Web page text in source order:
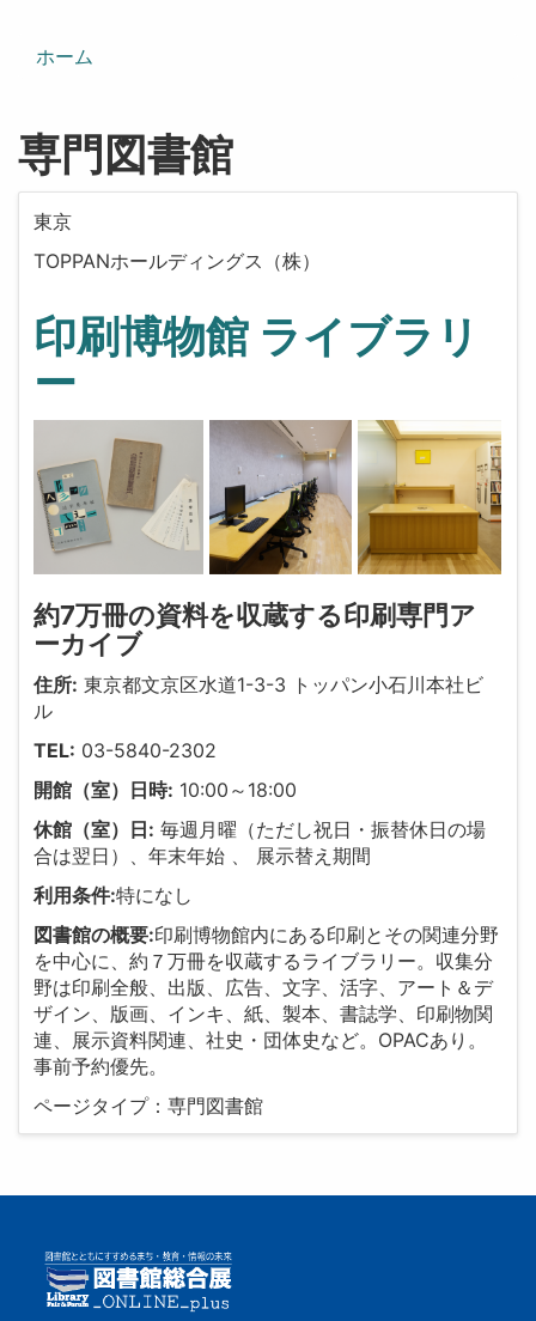
ホーム
専門図書館
東京
TOPPANホールディングス（株）
印刷博物館 ライブラリ
ー
約7万冊の資料を収蔵する印刷専門ア
ーカイブ
住所: 東京都文京区水道1-3-3 トッパン小石川本社ビ
ル
TEL: 03-5840-2302
開館（室）日時: 10:00～18:00
休館（室）日: 毎週月曜（ただし祝日・振替休日の場
合は翌日）、年末年始 、 展示替え期間
利用条件:特になし
図書館の概要:印刷博物館内にある印刷とその関連分野
を中心に、約７万冊を収蔵するライブラリー。収集分
野は印刷全般、出版、広告、文字、活字、アート＆デ
ザイン、版画、インキ、紙、製本、書誌学、印刷物関
連、展示資料関連、社史・団体史など。OPACあり。
事前予約優先。
ページタイプ：専門図書館